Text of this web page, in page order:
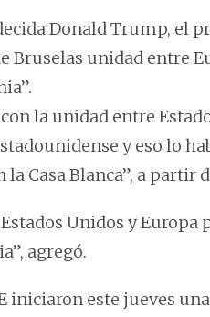
Donald Trump, el
Bruselas unidad entre
la unidad entre
y eso lo
Casa Blanca”, a partir
Unidos y
agregó.
iniciaron este jueves